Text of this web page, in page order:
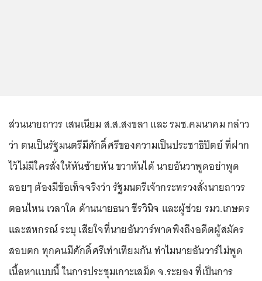
ส่วนนายถาวร เสนเนียม ส.ส.สงขลา และ รมช.คมนาคม กล่าว
ว่า ตนเป็นรัฐมนตรีมีศักดิ์ศรีของความเป็นประชาธิปัตย์ ที่ฝาก
ไว้ไม่มีใครสั่งให้หันซ้ายหัน ขวาหันได้ นายอันวาพูดอย่าพูด
ลอยๆ ต้องมีข้อเท็จจริงว่า รัฐมนตรีเจ้ากระทรวงสั่งนายถาวร
ตอนไหน เวลาใด ด้านนายธนา ชีรวินิจ และผู้ช่วย รมว.เกษตร
และสหกรณ์ ระบุ เสียใจที่นายอันวาร์พาดพิงถึงอดีตผู้สมัคร
สอบตก ทุกคนมีศักดิ์ศรีเท่าเทียมกัน ทำไมนายอันวาร์ไม่พูด
เนื้อหาแบบนี้ ในการประชุมเกาะเสม็ด จ.ระยอง ที่เป็นการ